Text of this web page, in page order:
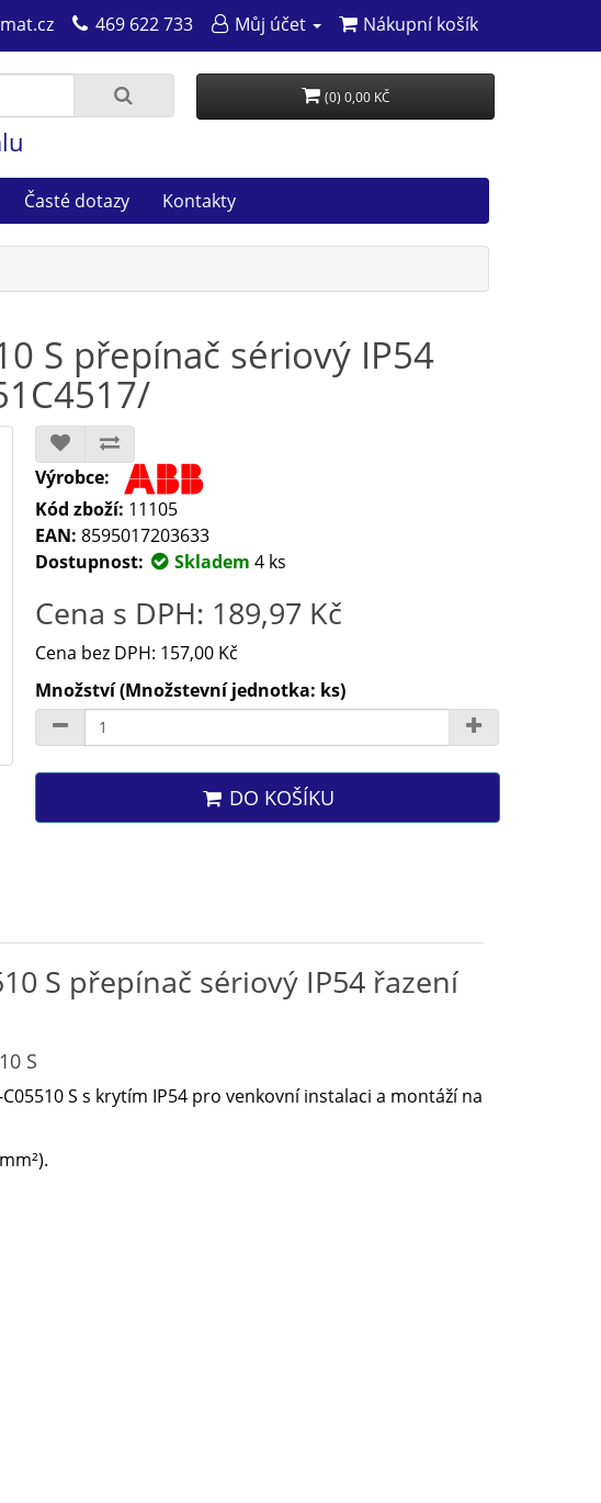
469 622 733 Můj účet Nákupní košík
(0) 0,00 KČ
Časté dotazy Kontakty
S přepínač sériový IP54
Výrobce:
Kód zboží: 11105
EAN: 8595017203633
Dostupnost:
Skladem 4 ks
Cena s DPH: 189,97 Kč
Cena bez DPH: 157,00 Kč
Množství (Množstevní jednotka: ks)
DO KOŠÍKU
S přepínač sériový IP54 řazení
S
S s krytím IP54 pro venkovní instalaci a montáží na